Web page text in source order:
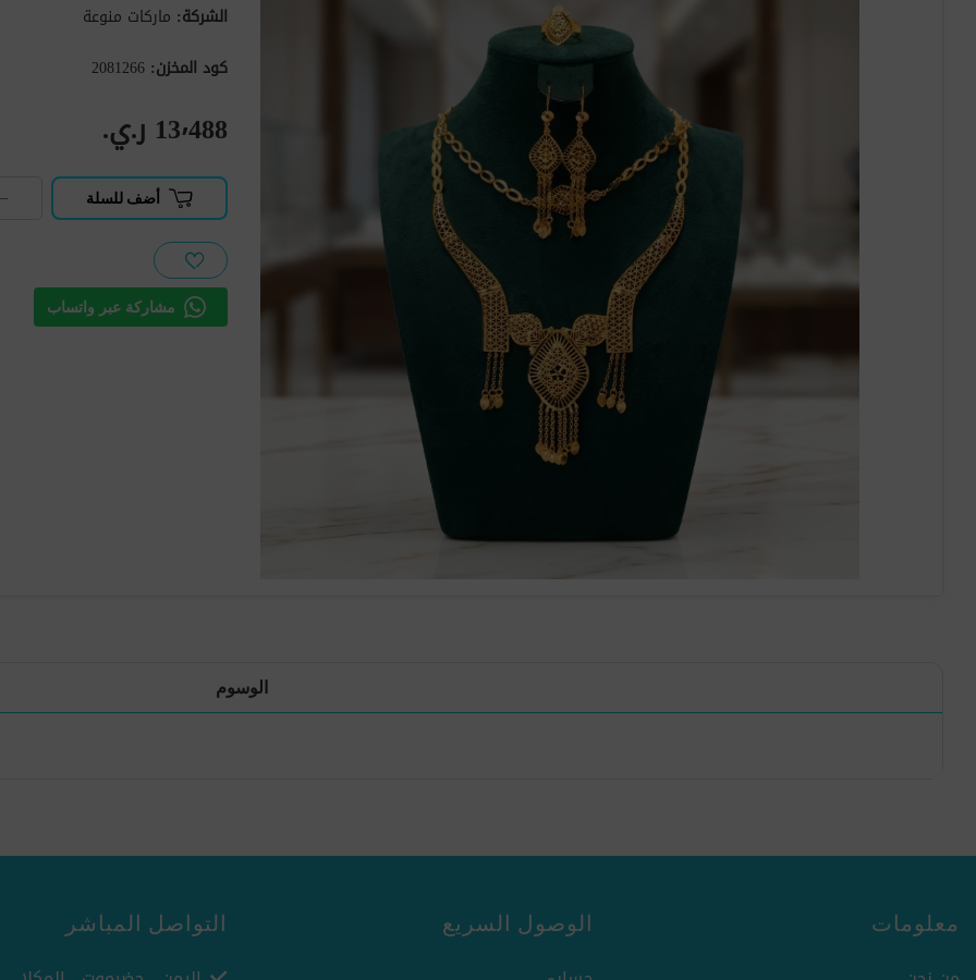
الشركة: ماركات منوعة
كود المخزن: 2081266
13٬488 ر.ي.‏
أضف للسلة
مشاركة عبر واتساب
الوسوم
معلومات الوصول السريع التواصل المباشر